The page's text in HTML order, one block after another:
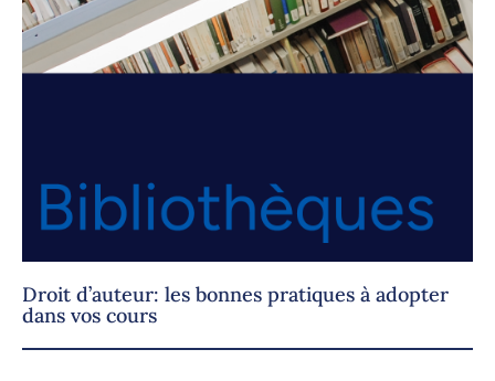
24 avril 2026, 09:00
27 avril 2026, 09:00
30 avril 2026, 09:00
Droit d’auteur: les bonnes pratiques à adopter
dans vos cours